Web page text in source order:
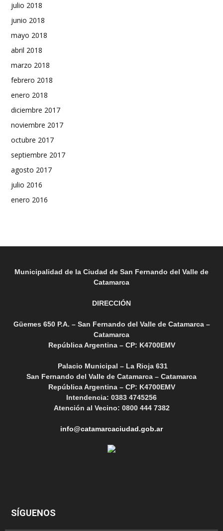
julio 2018
junio 2018
mayo 2018
abril 2018
marzo 2018
febrero 2018
enero 2018
diciembre 2017
noviembre 2017
octubre 2017
septiembre 2017
agosto 2017
julio 2016
enero 2016
Municipalidad de la Ciudad de San Fernando del Valle de
Catamarca
DIRECCIÓN
Güemes 650 P.A. – San Fernando del Valle de Catamarca –
Catamarca
República Argentina – CP: K4700EMV
Palacio Municipal – La Rioja 631
San Fernando del Valle de Catamarca – Catamarca
República Argentina – CP: K4700EMV
Intendencia: 0383 4745256
Atención al Vecino: 0800 444 7382
info@catamarcaciudad.gob.ar
SÍGUENOS